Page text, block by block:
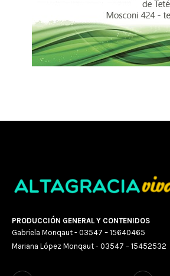
PRODUCCIÓN GENERAL Y CONTENIDOS
Gabriela Monqaut - 03547 – 15640465
Mariana López Monqaut - 03547 – 15452532